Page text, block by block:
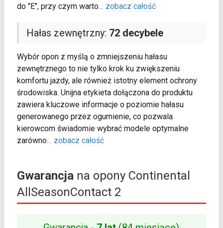
do "E", przy czym warto... zobacz całość
Hałas zewnętrzny: 72 decybele
Wybór opon z myślą o zmniejszeniu hałasu
zewnętrznego to nie tylko krok ku zwiększeniu
komfortu jazdy, ale również istotny element ochrony
środowiska. Unijna etykieta dołączona do produktu
zawiera kluczowe informacje o poziomie hałasu
generowanego przez ogumienie, co pozwala
kierowcom świadomie wybrać modele optymalne
zarówno... zobacz całość
Gwarancjana opony Continental
AllSeasonContact 2